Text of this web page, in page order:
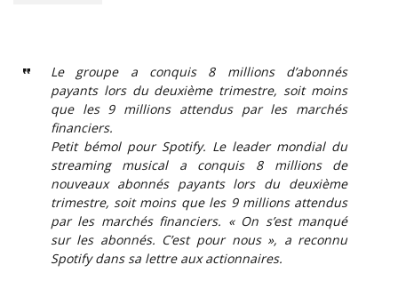
Le groupe a conquis 8 millions d’abonnés
payants lors du deuxième trimestre, soit moins
que les 9 millions attendus par les marchés
financiers.
Petit bémol pour Spotify. Le leader mondial du
streaming musical a conquis 8 millions de
nouveaux abonnés payants lors du deuxième
trimestre, soit moins que les 9 millions attendus
par les marchés financiers. « On s’est manqué
sur les abonnés. C’est pour nous », a reconnu
Spotify dans sa lettre aux actionnaires.